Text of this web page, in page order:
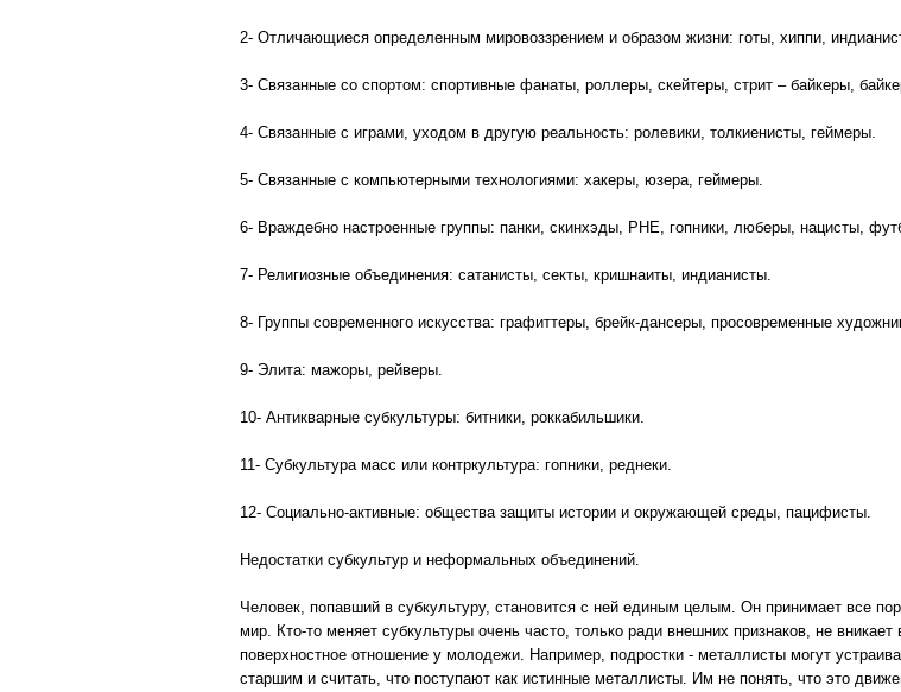
2- Отличающиеся определенным мировоззрением и образом жизни: готы, хиппи,
3- Связанные со спортом: спортивные фанаты, роллеры, скейтеры, стрит – байкеры,
4- Связанные с играми, уходом в другую реальность: ролевики, толкиенисты, геймеры.
5- Связанные с компьютерными технологиями: хакеры, юзера, геймеры.
6- Враждебно настроенные группы: панки, скинхэды, РНЕ, гопники, люберы, нацисты,
7- Религиозные объединения: сатанисты, секты, кришнаиты, индианисты.
8- Группы современного искусства: графиттеры, брейк-дансеры, просовременные
9- Элита: мажоры, рейверы.
10- Антикварные субкультуры: битники, роккабильшики.
11- Субкультура масс или контркультура: гопники, реднеки.
12- Социально-активные: общества защиты истории и окружающей среды, пацифисты.
Недостатки субкультур и неформальных объединений.
Человек, попавший в субкультуру, становится с ней единым целым. Он принимает все
мир. Кто-то меняет субкультуры очень часто, только ради внешних признаков, не
поверхностное отношение у молодежи. Например, подростки - металлисты могут
старшим и считать, что поступают как истинные металлисты. Им не понять, что это